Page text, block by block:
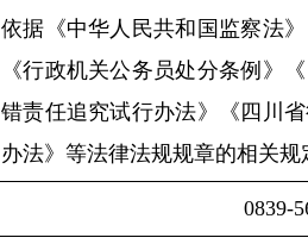
依据《中华人民共和国监察法
《行政机关公务员处分条例》
错责任追究试行办法》《四川
办法》等法律法规规章的相关
0839-5